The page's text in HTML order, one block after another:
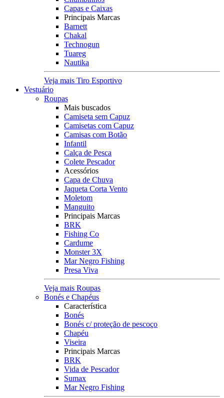
Capas e Caixas
Principais Marcas
Barnett
Chakal
Technogun
Tuareg
Nautika
Veja mais Tiro Esportivo
Vestuário
Roupas
Mais buscados
Camiseta sem Capuz
Camisetas com Capuz
Camisas com Botão
Infantil
Calça de Pesca
Colete Pescador
Acessórios
Capa de Chuva
Jaqueta Corta Vento
Moletom
Manguito
Principais Marcas
BRK
Fishing Co
Cardume
Monster 3X
Mar Negro Fishing
Presa Viva
Veja mais Roupas
Bonés e Chapéus
Característica
Bonés
Bonés c/ proteção de pescoço
Chapéu
Viseira
Principais Marcas
BRK
Vida de Pescador
Sumax
Mar Negro Fishing